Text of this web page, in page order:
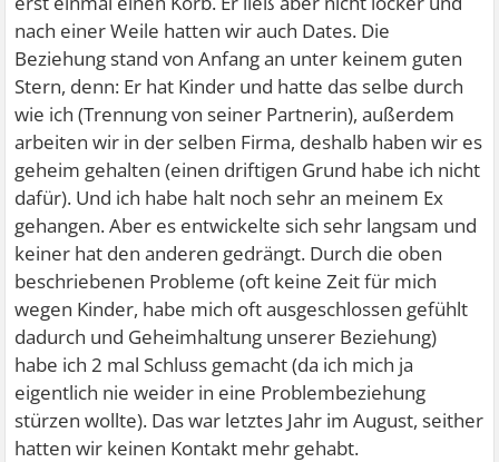
nach einer Weile hatten wir auch Dates. Die
Beziehung stand von Anfang an unter keinem guten
Stern, denn: Er hat Kinder und hatte das selbe durch
wie ich (Trennung von seiner Partnerin), außerdem
arbeiten wir in der selben Firma, deshalb haben wir es
geheim gehalten (einen driftigen Grund habe ich nicht
dafür). Und ich habe halt noch sehr an meinem Ex
gehangen. Aber es entwickelte sich sehr langsam und
keiner hat den anderen gedrängt. Durch die oben
beschriebenen Probleme (oft keine Zeit für mich
wegen Kinder, habe mich oft ausgeschlossen gefühlt
dadurch und Geheimhaltung unserer Beziehung)
habe ich 2 mal Schluss gemacht (da ich mich ja
eigentlich nie weider in eine Problembeziehung
stürzen wollte). Das war letztes Jahr im August, seither
hatten wir keinen Kontakt mehr gehabt.